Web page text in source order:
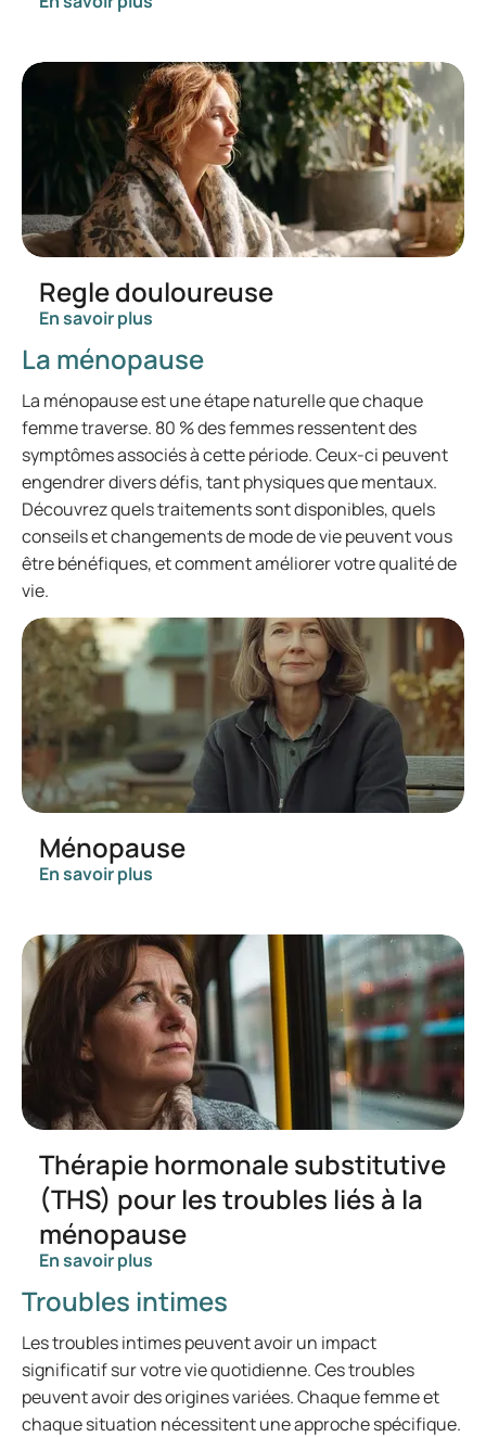
Regle douloureuse
En savoir plus
La ménopause
La ménopause est une étape naturelle que chaque
femme traverse. 80 % des femmes ressentent des
symptômes associés à cette période. Ceux-ci peuvent
engendrer divers défis, tant physiques que mentaux.
Découvrez quels traitements sont disponibles, quels
conseils et changements de mode de vie peuvent vous
être bénéfiques, et comment améliorer votre qualité de
vie.
Ménopause
En savoir plus
Thérapie hormonale substitutive
(THS) pour les troubles liés à la
ménopause
En savoir plus
Troubles intimes
Les troubles intimes peuvent avoir un impact
significatif sur votre vie quotidienne. Ces troubles
peuvent avoir des origines variées. Chaque femme et
chaque situation nécessitent une approche spécifique.